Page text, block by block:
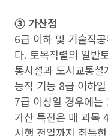
➂ 가산점
6급 이하 및 기술직
다. 토목직렬의 일반
통시설과 도시교통
능직 기능 8급 이하
7급 이상일 경우에
가산 특전은 매 과목
시행 전일까지 취득